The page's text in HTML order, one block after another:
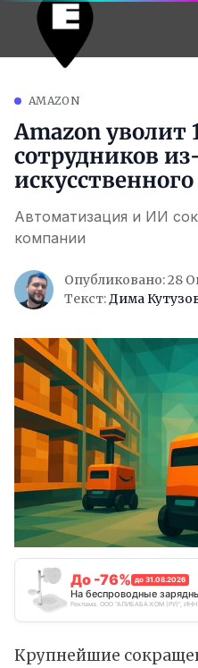
AMAZON
Amazon уволит
сотрудников
Автоматизация и ИИ
компании
Опубликовано: 28
Текст:Дима
До -76% до 31.08.2026
На беспроводные
Реклама. ООО "АЛИБАБА.КОМ (РУ)", ИНН
Крупнейшие